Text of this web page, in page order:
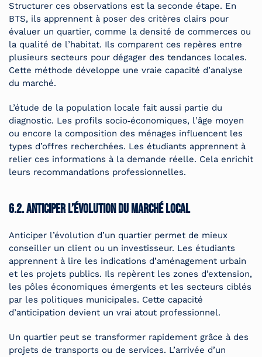
Structurer ces observations est la seconde étape. En
BTS, ils apprennent à poser des critères clairs pour
évaluer un quartier, comme la densité de commerces ou
la qualité de l’habitat. Ils comparent ces repères entre
plusieurs secteurs pour dégager des tendances locales.
Cette méthode développe une vraie capacité d’analyse
du marché.
L’étude de la population locale fait aussi partie du
diagnostic. Les profils socio‑économiques, l’âge moyen
ou encore la composition des ménages influencent les
types d’offres recherchées. Les étudiants apprennent à
relier ces informations à la demande réelle. Cela enrichit
leurs recommandations professionnelles.
6.2. Anticiper l’évolution du marché local
Anticiper l’évolution d’un quartier permet de mieux
conseiller un client ou un investisseur. Les étudiants
apprennent à lire les indications d’aménagement urbain
et les projets publics. Ils repèrent les zones d’extension,
les pôles économiques émergents et les secteurs ciblés
par les politiques municipales. Cette capacité
d’anticipation devient un vrai atout professionnel.
Un quartier peut se transformer rapidement grâce à des
projets de transports ou de services. L’arrivée d’un